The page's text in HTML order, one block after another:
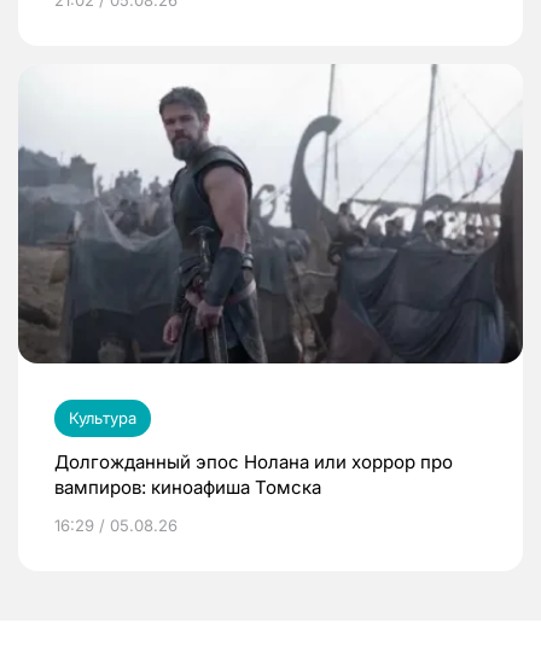
Культура
Долгожданный эпос Нолана или хоррор про
вампиров: киноафиша Томска
16:29 / 05.08.26